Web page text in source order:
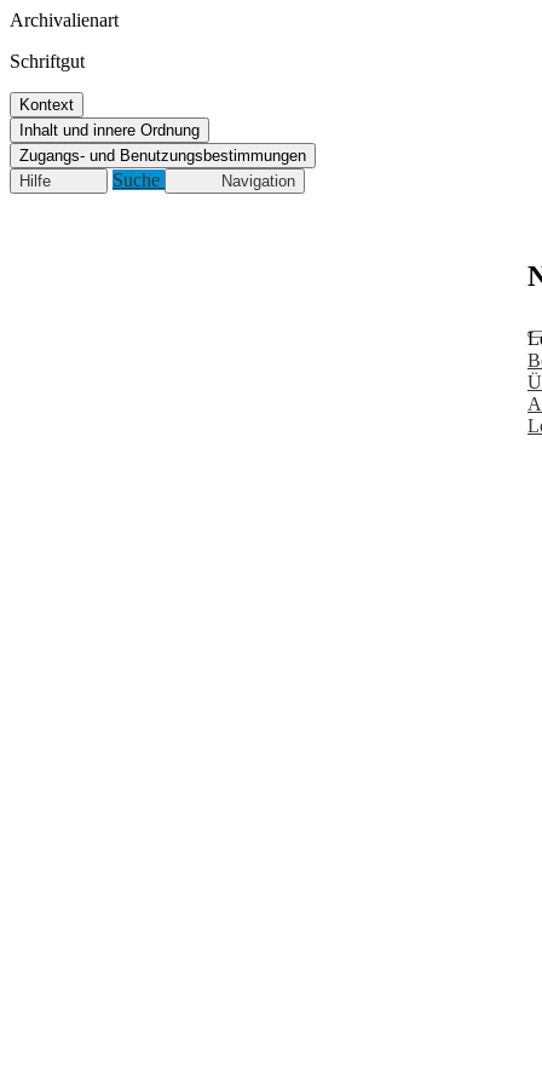
Archivalienart
Schriftgut
Kontext
Inhalt und innere Ordnung
Zugangs- und Benutzungsbestimmungen
Hilfe
Suche Navigation